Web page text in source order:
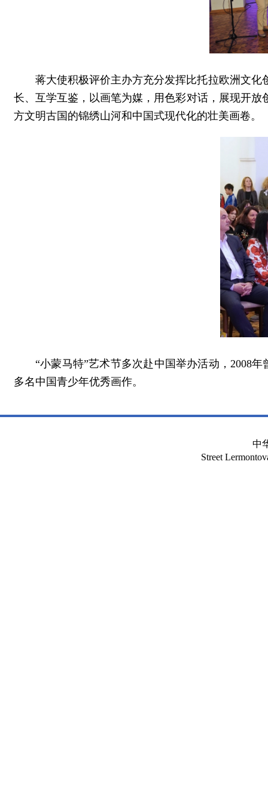
蒋大使积极评价主办方充分发挥比托拉欧洲文
长、互学互鉴，以画笔为媒，用色彩对话，展现开
方文明古国的锦绣山河和中国式现代化的壮美画卷。
“小蒙马特”艺术节多次赴中国举办活动，2008
多名中国青少年优秀画作。
中
Street